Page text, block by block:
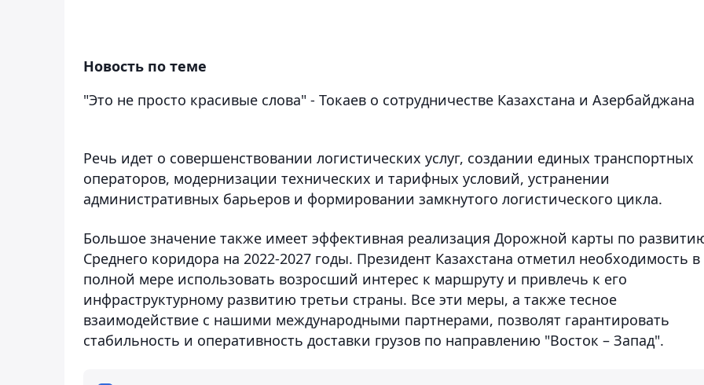
Новость по теме
"Это не просто красивые слова" - Токаев о сотрудничестве Казахстана и Азербайджана
Речь идет о совершенствовании логистических услуг, создании единых транспортных
операторов, модернизации технических и тарифных условий, устранении
административных барьеров и формировании замкнутого логистического цикла.
Большое значение также имеет эффективная реализация Дорожной карты по
Среднего коридора на 2022-2027 годы. Президент Казахстана отметил необходимость в
полной мере использовать возросший интерес к маршруту и привлечь к его
инфраструктурному развитию третьи страны. Все эти меры, а также тесное
взаимодействие с нашими международными партнерами, позволят гарантировать
стабильность и оперативность доставки грузов по направлению "Восток – Запад".